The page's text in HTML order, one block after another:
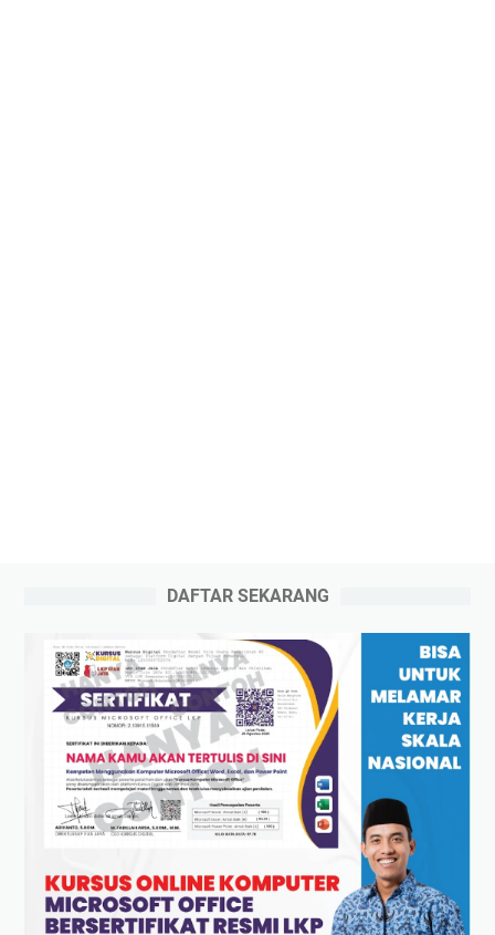
DAFTAR SEKARANG